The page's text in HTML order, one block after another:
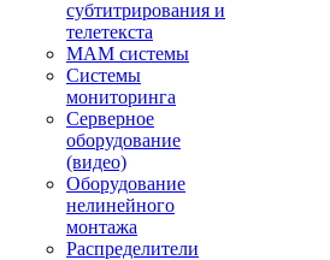
субтитрирования и
телетекста
MAM системы
Системы
мониторинга
Серверное
оборудование
(видео)
Оборудование
нелинейного
монтажа
Распределители